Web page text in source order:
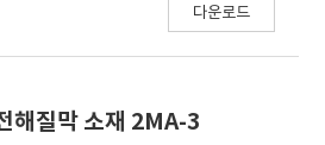
시키는 전지로서 전지의 효율 및 수
성, 이온 전달 특성, 물리화학적
다운로드
해질막 소재 2MA-3